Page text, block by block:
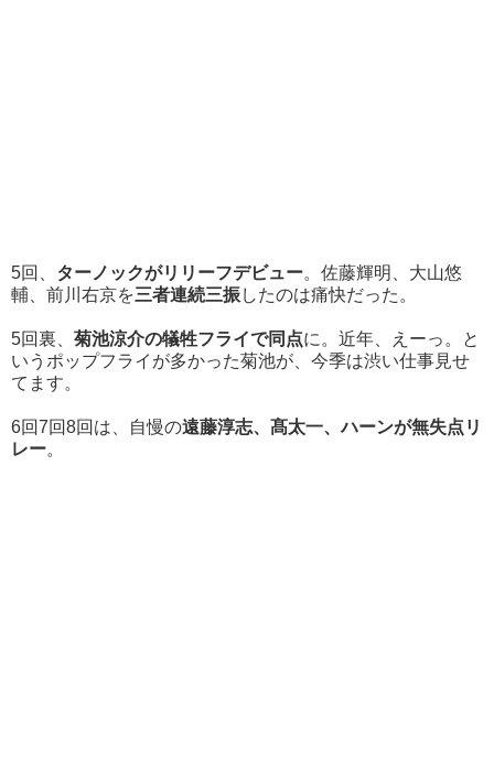
5回、 ターノックがリリーフデビュー。佐藤輝明、大山悠
輔、前川右京を三者連続三振したのは痛快だった。
5回裏、 菊池涼介の犠牲フライで同点に。近年、えーっ。と
いうポップフライが多かった菊池が、今季は渋い仕事見せ
てます。
6回7回8回は、自慢の遠藤淳志、髙太一、ハーンが無失点リ
レー。